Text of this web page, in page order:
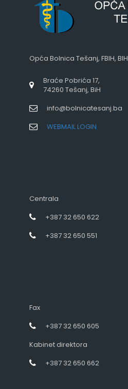
Opća Bolnica Tešanj, FBIH, BIH
Braće Pobrića 17,
74260 Tešanj, BiH
info@bolnicatesanj.ba
WEBMAIL LOGIN
Centrala
+387 32 650 622
+387 32 650 551
Fax
+387 32 650 605
Kabinet direktora
+387 32 650 662